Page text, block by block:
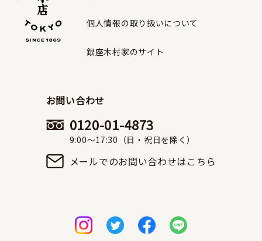
個人情報の取り扱いについて
銀座木村家のサイト
お問い合わせ
0120-01-4873
9:00〜17:30（日・祝日を除く）
メールでのお問い合わせはこちら